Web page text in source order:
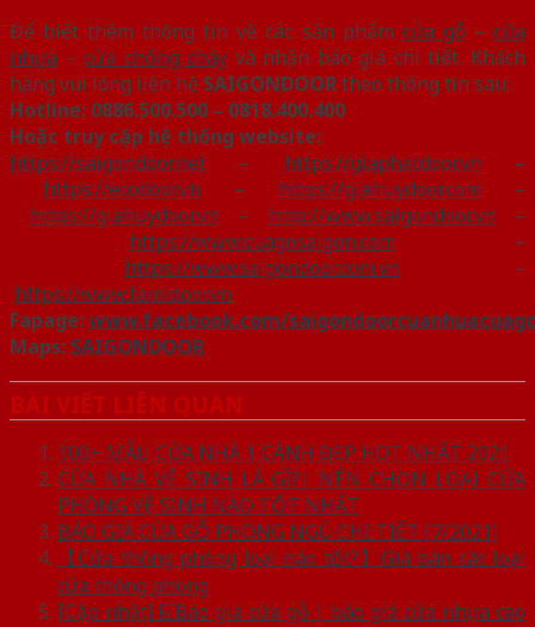
Để biết thêm thông tin về các sản phẩm cửa gỗ –cửa
nhựa –cửa chống cháy và nhận báo giá chi tiết. Khách
hàng vui lòng liên hệ SAIGONDOORtheo thông tin sau:
Hotline: 0886.500.500 – 0818.400.400
Hoặc truy cập hệ thống website:
https://saigondoor.net – https://giaphatdoor.vn
–
https://ecodoor.vn – https://giahuydoor.com –
https://giahuydoor.vn – http://www.saigondoor.vn –
https://www.cuagosaigon.com –
https://www.saigondoor.com.vn –
https://www.famidoor.vn
Fapage:www.facebook.com/
Maps: SAIGONDOOR
BÀI VIẾT LIÊN QUAN
100+ MẪU CỬA NHÀ 1 CÁNH ĐẸP HOT NHẤT 2021
CỬA NHÀ VỆ SINH LÀ GÌ?| NÊN CHỌN LOẠI CỬA
PHÒNG VỆ SINH NÀO TỐT NHẤT
BÁO GIÁ CỬA GỖ PHÒNG NGỦ CHI TIẾT [7/2021]
【Cửa thông phòng loại nào tốt?】Giá bán các loại
cửa thông phòng
[Cập nhật] ☑️Báo giá cửa gỗ | báo giá cửa nhựa cao